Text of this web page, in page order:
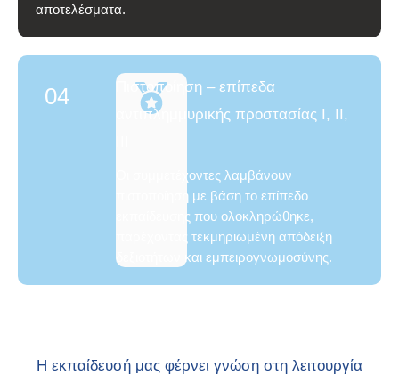
αποτελέσματα.
04
Πιστοποίηση – επίπεδα
αντιπλημμυρικής προστασίας I, II,
Οι συμμετέχοντες λαμβάνουν
πιστοποίηση με βάση το επίπεδο
εκπαίδευσης που ολοκληρώθηκε,
παρέχοντας τεκμηριωμένη απόδειξη
δεξιοτήτων και εμπειρογνωμοσύνης.
Η εκπαίδευσή μας φέρνει γνώση στη λειτουργία